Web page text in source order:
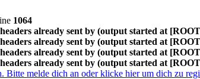
1064
already sent by (output started at
already sent by (output started at
already sent by (output started at
already sent by (output started at
Bitte melde dich an oder klicke hier um dich zu